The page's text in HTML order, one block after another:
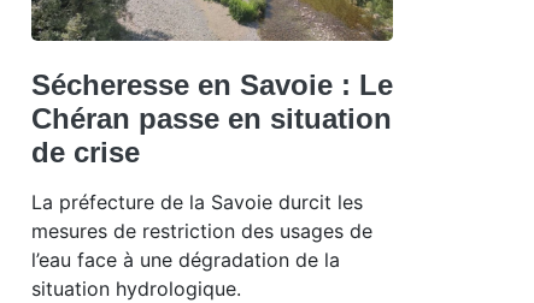
Sécheresse en Savoie : Le
Chéran passe en situation
de crise
La préfecture de la Savoie durcit les
mesures de restriction des usages de
l’eau face à une dégradation de la
situation hydrologique.